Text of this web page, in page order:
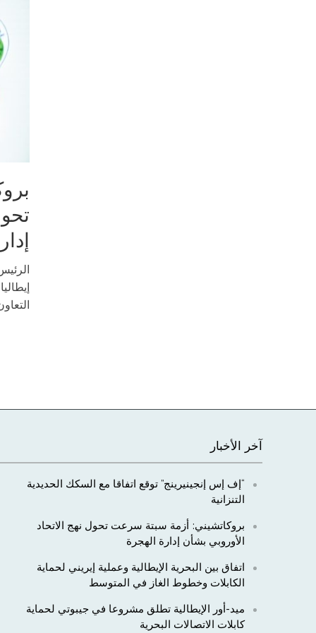
آخر الأخبار
“إف إس إنجينيرينج” توقع اتفاقا مع السكك الحديدية
التنزانية
بروكاتشيني: أزمة سبتة سرعت تحول نهج الاتحاد
الأوروبي بشأن إدارة الهجرة
اتفاق بين البحرية الإيطالية وعملية إيريني لحماية
الكابلات وخطوط الغاز في المتوسط
ميد-أور الإيطالية تطلق مشروعا في جيبوتي لحماية
كابلات الاتصالات البحرية